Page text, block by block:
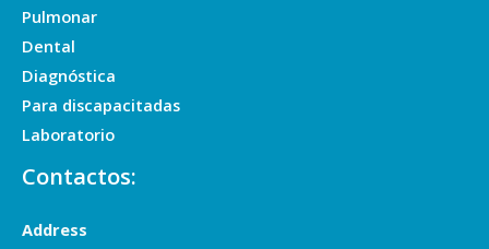
Pulmonar
Dental
Diagnóstica
Para discapacitadas
Laboratorio
Contactos:
Address